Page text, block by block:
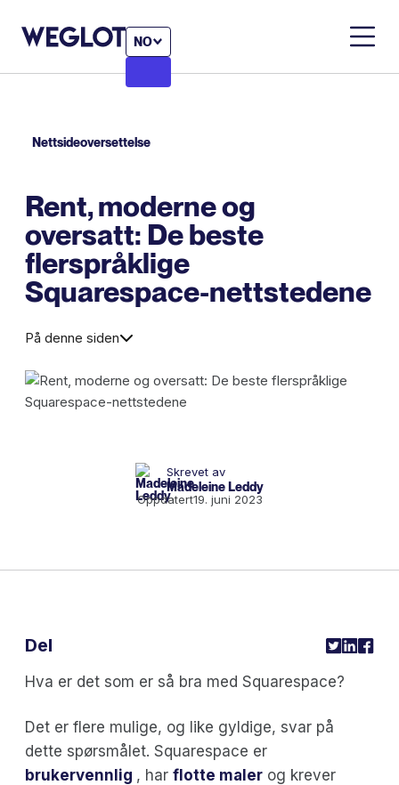
NO
Nettsideoversettelse
Rent, moderne og
oversatt: De beste
flerspråklige
Squarespace-nettstedene
På denne siden
Skrevet av
Madeleine Leddy
Oppdatert19. juni 2023
Hva er det som er så bra med Squarespace?
Det er flere mulige, og like gyldige, svar på
dette spørsmålet. Squarespace er
brukervennlig , har flotte maler og krever
Del